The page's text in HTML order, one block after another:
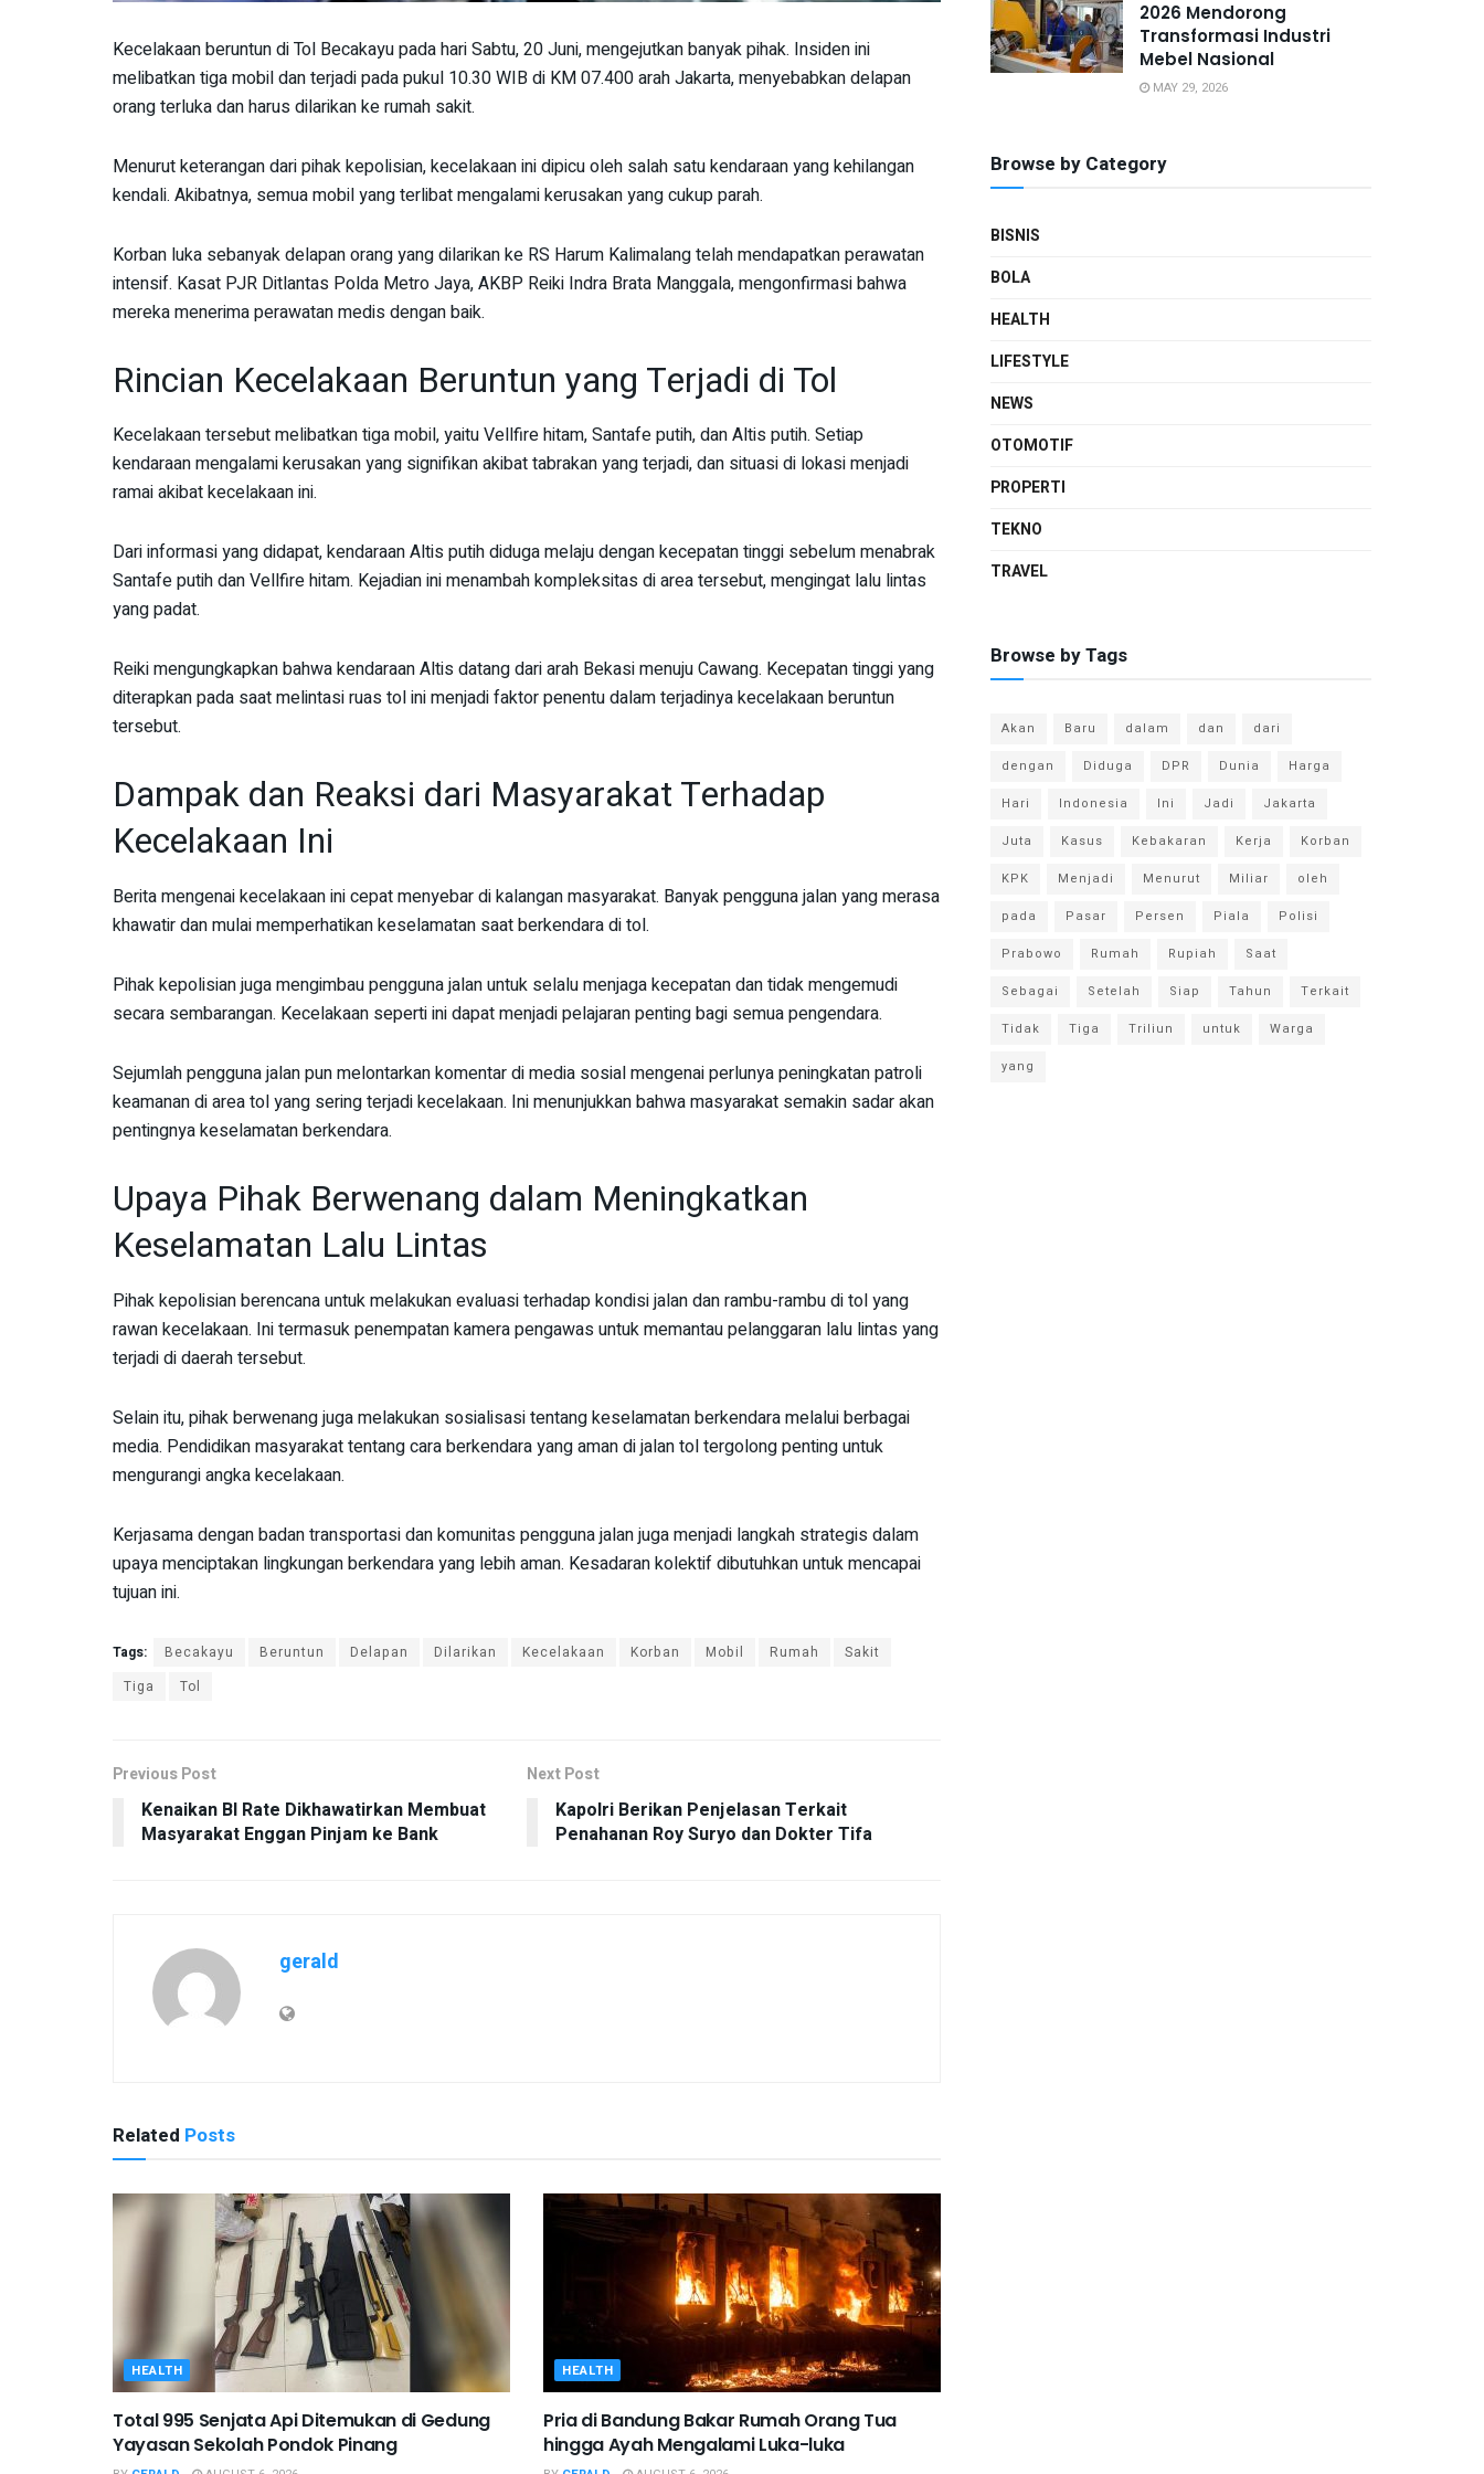
Kecelakaan beruntun di Tol Becakayu pada hari Sabtu, 20 Juni, mengejutkan banyak pihak. Insiden ini
melibatkan tiga mobil dan terjadi pada pukul 10.30 WIB di KM 07.400 arah Jakarta, menyebabkan delapan
orang terluka dan harus dilarikan ke rumah sakit.
Menurut keterangan dari pihak kepolisian, kecelakaan ini dipicu oleh salah satu kendaraan yang kehilangan
kendali. Akibatnya, semua mobil yang terlibat mengalami kerusakan yang cukup parah.
Korban luka sebanyak delapan orang yang dilarikan ke RS Harum Kalimalang telah mendapatkan perawatan
intensif. Kasat PJR Ditlantas Polda Metro Jaya, AKBP Reiki Indra Brata Manggala, mengonfirmasi bahwa
mereka menerima perawatan medis dengan baik.
Rincian Kecelakaan Beruntun yang Terjadi di Tol
Kecelakaan tersebut melibatkan tiga mobil, yaitu Vellfire hitam, Santafe putih, dan Altis putih. Setiap
kendaraan mengalami kerusakan yang signifikan akibat tabrakan yang terjadi, dan situasi di lokasi menjadi
ramai akibat kecelakaan ini.
Dari informasi yang didapat, kendaraan Altis putih diduga melaju dengan kecepatan tinggi sebelum menabrak
Santafe putih dan Vellfire hitam. Kejadian ini menambah kompleksitas di area tersebut, mengingat lalu lintas
yang padat.
Reiki mengungkapkan bahwa kendaraan Altis datang dari arah Bekasi menuju Cawang. Kecepatan tinggi yang
diterapkan pada saat melintasi ruas tol ini menjadi faktor penentu dalam terjadinya kecelakaan beruntun
tersebut.
Dampak dan Reaksi dari Masyarakat Terhadap
Kecelakaan Ini
Berita mengenai kecelakaan ini cepat menyebar di kalangan masyarakat. Banyak pengguna jalan yang merasa
khawatir dan mulai memperhatikan keselamatan saat berkendara di tol.
Pihak kepolisian juga mengimbau pengguna jalan untuk selalu menjaga kecepatan dan tidak mengemudi
secara sembarangan. Kecelakaan seperti ini dapat menjadi pelajaran penting bagi semua pengendara.
Sejumlah pengguna jalan pun melontarkan komentar di media sosial mengenai perlunya peningkatan patroli
keamanan di area tol yang sering terjadi kecelakaan. Ini menunjukkan bahwa masyarakat semakin sadar akan
pentingnya keselamatan berkendara.
Upaya Pihak Berwenang dalam Meningkatkan
Keselamatan Lalu Lintas
Pihak kepolisian berencana untuk melakukan evaluasi terhadap kondisi jalan dan rambu-rambu di tol yang
rawan kecelakaan. Ini termasuk penempatan kamera pengawas untuk memantau pelanggaran lalu lintas yang
terjadi di daerah tersebut.
Selain itu, pihak berwenang juga melakukan sosialisasi tentang keselamatan berkendara melalui berbagai
media. Pendidikan masyarakat tentang cara berkendara yang aman di jalan tol tergolong penting untuk
mengurangi angka kecelakaan.
Kerjasama dengan badan transportasi dan komunitas pengguna jalan juga menjadi langkah strategis dalam
upaya menciptakan lingkungan berkendara yang lebih aman. Kesadaran kolektif dibutuhkan untuk mencapai
tujuan ini.
Tags: Becakayu Beruntun Delapan Dilarikan Kecelakaan Korban Mobil Rumah
Sakit
Tiga
Tol
Previous Post
Kenaikan BI Rate Dikhawatirkan Membuat
Masyarakat Enggan Pinjam ke Bank
Next Post
Kapolri Berikan Penjelasan Terkait
Penahanan Roy Suryo dan Dokter Tifa
gerald
Related Posts
HEALTH
Total 995 Senjata Api Ditemukan di Gedung
Yayasan Sekolah Pondok Pinang
HEALTH
Pria di Bandung Bakar Rumah Orang Tua
hingga Ayah Mengalami Luka-luka
2026 Mendorong
Transformasi Industri
Mebel Nasional
MAY 29, 2026
Browse by Category
BISNIS
BOLA
HEALTH
LIFESTYLE
NEWS
OTOMOTIF
PROPERTI
TEKNO
TRAVEL
Browse by Tags
Akan Baru dalam dan
dari
dengan
Diduga DPR Dunia
Harga
Hari
Indonesia Ini Jadi
Jakarta
Juta
Kasus Kebakaran Kerja
Korban
KPK
Menjadi Menurut Miliar
oleh
pada
Pasar Persen Piala
Polisi
Prabowo
Rumah Rupiah
Saat
Sebagai
Setelah Siap Tahun
Terkait
Tidak
Tiga Triliun untuk
Warga
yang